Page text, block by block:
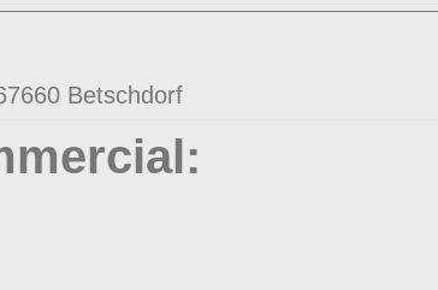
Betschdorf
: